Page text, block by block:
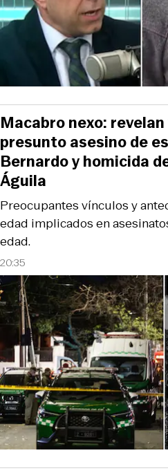
20:35
Preocupantes vínculos y
edad implicados en
edad.
Macabro nexo:
presunto asesino de
Bernardo y homicida
Águila